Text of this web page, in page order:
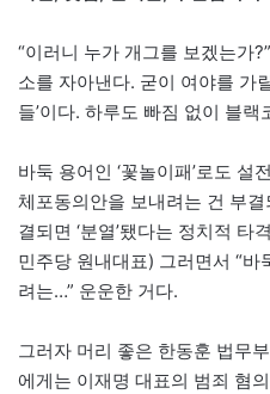
“이러니 누가 개그를 보겠는가
소를 자아낸다. 굳이 여야를 가
들’이다. 하루도 빠짐 없이 블
바둑 용어인 ‘꽃놀이패’로도 설
체포동의안을 보내려는 건 부결
결되면 ‘분열’됐다는 정치적 타
민주당 원내대표) 그러면서 “바
려는…” 운운한 거다.
그러자 머리 좋은 한동훈 법무
에게는 이재명 대표의 범죄 혐